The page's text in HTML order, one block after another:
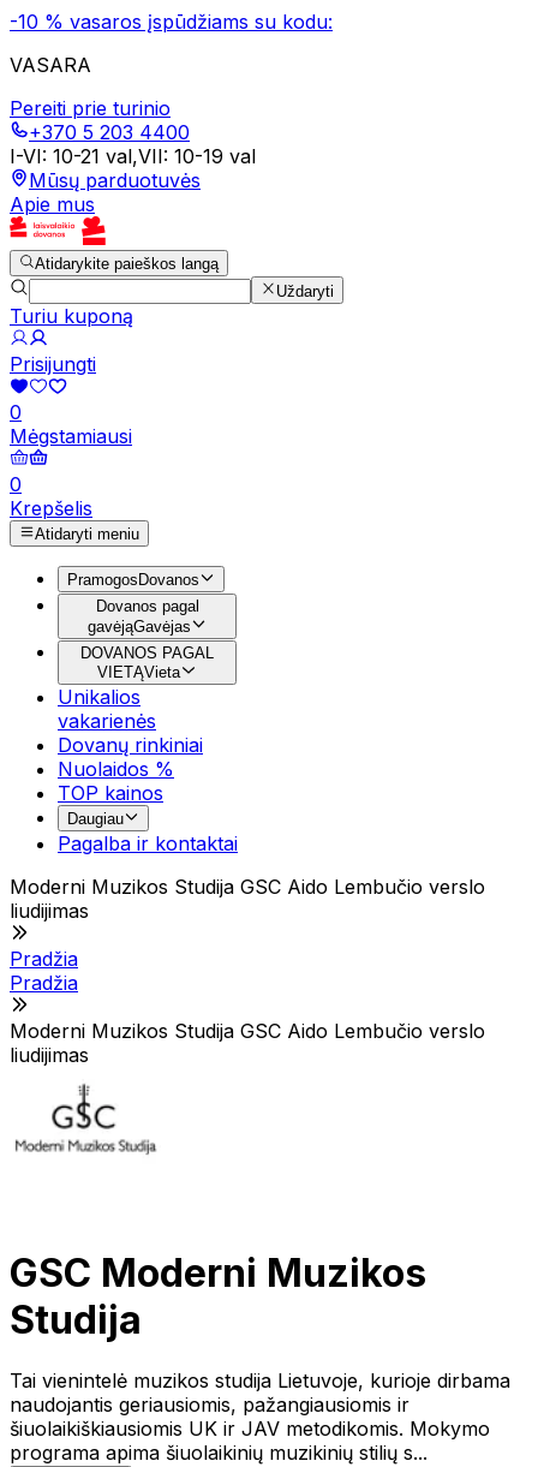
-10 % vasaros įspūdžiams su kodu:
VASARA
Pereiti prie turinio
+370 5 203 4400
I-VI: 10-21 val,VII: 10-19 val
Mūsų parduotuvės
Apie mus
Atidarykite paieškos langą
Uždaryti
Turiu kuponą
Prisijungti
0
Mėgstamiausi
0
Krepšelis
Atidaryti meniu
Pramogos Dovanos
Dovanos pagal
gavėjąGavėjas
DOVANOS PAGAL
VIETĄVieta
Unikalios
vakarienės
Dovanų rinkiniai
Nuolaidos %
TOP kainos
Daugiau
Pagalba ir kontaktai
Moderni Muzikos Studija GSC Aido Lembučio verslo
liudijimas
Pradžia
Pradžia
Moderni Muzikos Studija GSC Aido Lembučio verslo
liudijimas
GSC Moderni Muzikos
Studija
Tai vienintelė muzikos studija Lietuvoje, kurioje dirbama
naudojantis geriausiomis, pažangiausiomis ir
šiuolaikiškiausiomis UK ir JAV metodikomis. Mokymo
programa apima šiuolaikinių muzikinių stilių s...